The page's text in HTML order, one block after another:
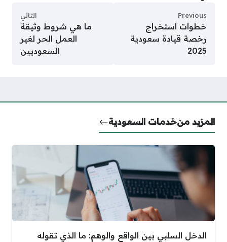
Previous
خطوات استخراج
رخصة قيادة سعودية
2025
التالي
ما هي شروط وثيقة
العمل الحر لغير
السعوديين
المزيد منخدمات السعودية
الدخل السلبي بين الواقع والوهم: ما الذي تقوله